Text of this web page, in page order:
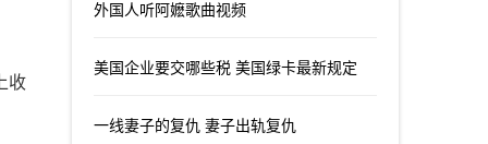
收
外国人听阿嬷歌曲视频
美国企业要交哪些税 美国绿卡最新规定
一线妻子的复仇 妻子出轨复仇